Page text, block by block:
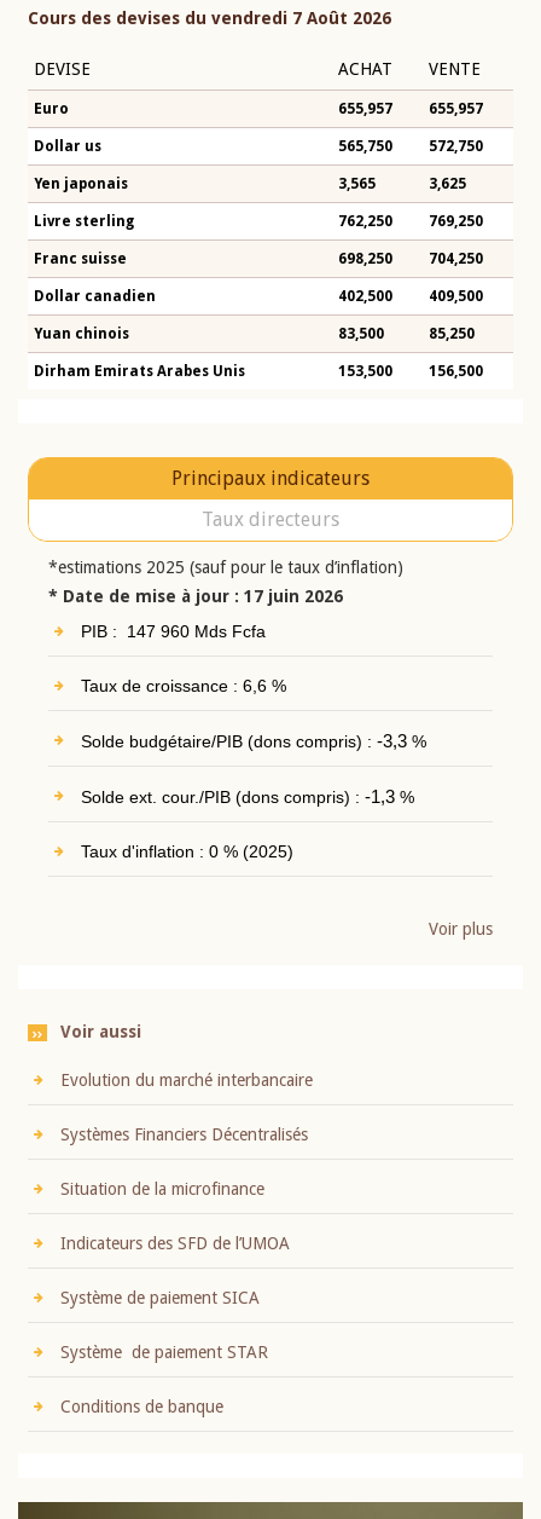
Cours des devises du vendredi 7 Août 2026
DEVISE ACHAT VENTE
Euro 655,957 655,957
Dollar us 565,750 572,750
Yen japonais 3,565 3,625
Livre sterling 762,250 769,250
Franc suisse 698,250 704,250
Dollar canadien 402,500 409,500
Yuan chinois 83,500 85,250
Dirham Emirats Arabes Unis 153,500 156,500
Principaux indicateurs
Taux directeurs
*estimations 2025 (sauf pour le taux d’inflation)
* Date de mise à jour : 17 juin 2026
PIB : 147 960 Mds Fcfa
Taux de croissance : 6,6 %
Solde budgétaire/PIB (dons compris) : -3,3%
Solde ext. cour./PIB (dons compris) : -1,3%
Taux d'inflation : 0 % (2025)
Voir plus
Voir aussi
Evolution du marché interbancaire
Systèmes Financiers Décentralisés
Situation de la microfinance
Indicateurs des SFD de l’UMOA
Système de paiement SICA
Système de paiement STAR
Conditions de banque